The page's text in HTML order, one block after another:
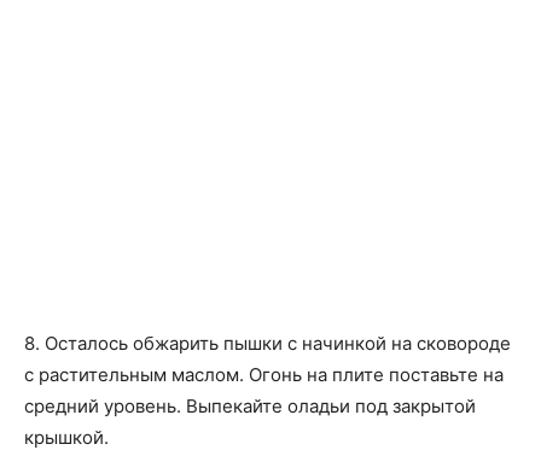
8. Осталось обжарить пышки с начинкой на сковороде
с растительным маслом. Огонь на плите поставьте на
средний уровень. Выпекайте оладьи под закрытой
крышкой.